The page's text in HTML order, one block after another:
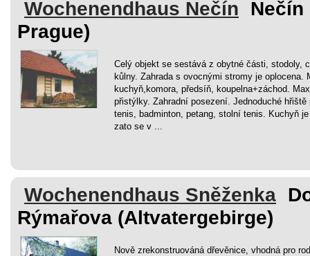
Wochenendhaus Nečín
Nečín
Prague)
Celý objekt se sestává z obytné části, stodoly,
kůlny. Zahrada s ovocnými stromy je oplocena.
kuchyň,komora, předsíň, koupelna+záchod.
přistýlky. Zahradní posezení. Jednoduché
tenis, badminton, petang, stolní tenis. Kuchyň
zato se v ...
Wochenendhaus Sněženka
Rýmařova (Altvatergebirge)
Nově zrekonstruováná dřevěnice, vhodná pro